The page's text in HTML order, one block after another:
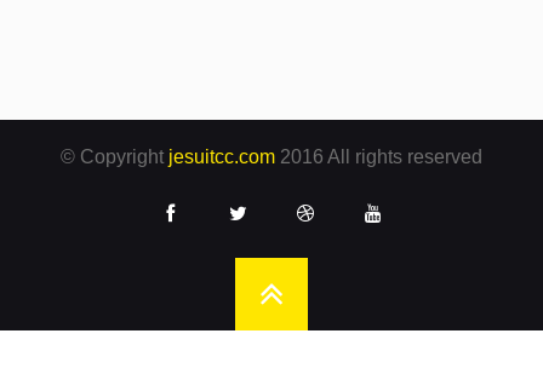
© Copyright jesuitcc.com 2016 All rights reserved